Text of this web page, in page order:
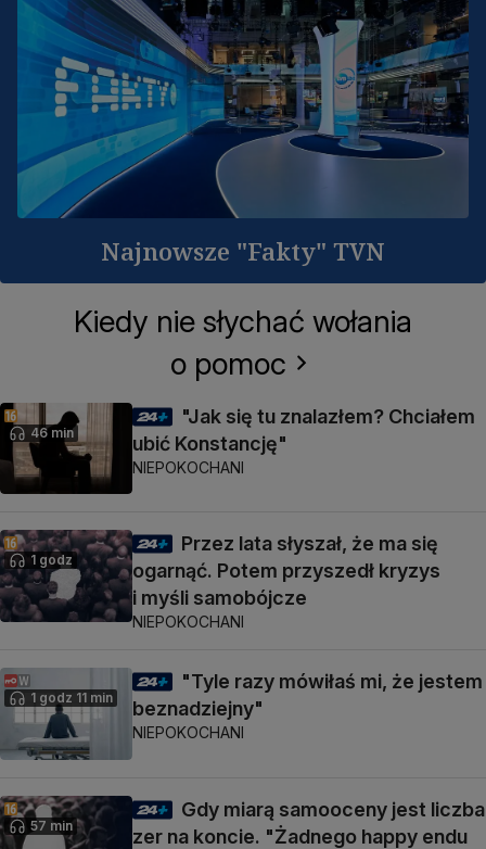
Najnowsze "Fakty" TVN
Kiedy nie słychać wołania
o pomoc
46 min
"Jak się tu znalazłem? Chciałem
ubić Konstancję"
NIEPOKOCHANI
1 godz
Przez lata słyszał, że ma się
ogarnąć. Potem przyszedł kryzys
i myśli samobójcze
NIEPOKOCHANI
1 godz 11 min
"Tyle razy mówiłaś mi, że jestem
beznadziejny"
NIEPOKOCHANI
57 min
Gdy miarą samooceny jest liczba
zer na koncie. "Żadnego happy endu